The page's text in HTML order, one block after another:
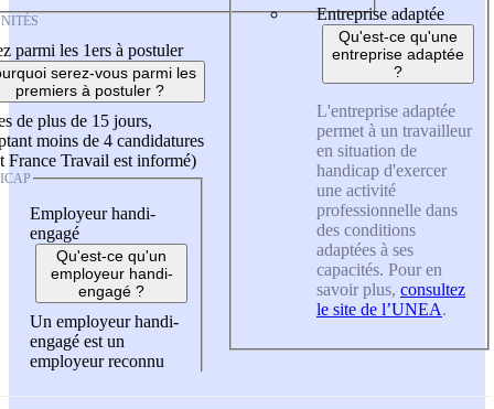
parmi les 1ers à postuler
serez-vous parmi les
premiers à postuler ?
de plus de 15 jours,
moins de 4 candidatures
France Travail est informé)
Employeur handi-
engagé
Qu'est-ce qu'un
employeur handi-
engagé ?
Un employeur handi-
engagé est un
employeur reconnu
Entreprise adaptée
Qu'est-ce qu'une
entreprise adaptée
?
L'entreprise adaptée
permet à un travailleur
en situation de
handicap d'exercer
une activité
professionnelle dans
des conditions
adaptées à ses
capacités. Pour en
savoir plus, consultez
le site de l’UNEA.